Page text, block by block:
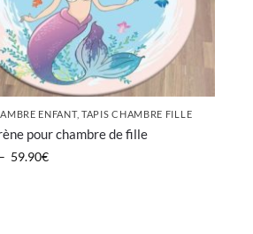
ENFANT, TAPIS CHAMBRE FILLE
pour chambre de fille
– 59.90€